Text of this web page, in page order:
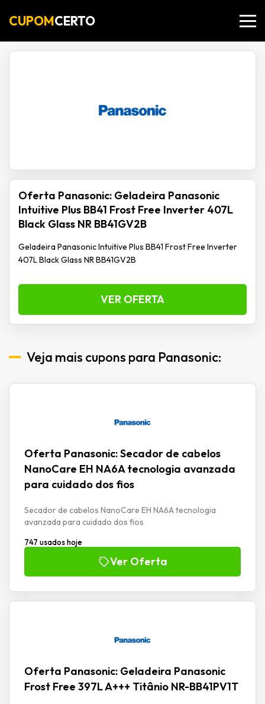
CUPOMCERTO
Oferta Panasonic: Geladeira Panasonic
Intuitive Plus BB41 Frost Free Inverter 407L
Black Glass NR BB41GV2B
Geladeira Panasonic Intuitive Plus BB41 Frost Free Inverter
407L Black Glass NR BB41GV2B
VER OFERTA
Veja mais cupons para Panasonic:
Oferta Panasonic: Secador de cabelos
NanoCare EH NA6A tecnologia avanzada
para cuidado dos fios
Secador de cabelos NanoCare EH NA6A tecnologia
avanzada para cuidado dos fios
747 usados hoje
Ver Oferta
Oferta Panasonic: Geladeira Panasonic
Frost Free 397L A+++ Titânio NR-BB41PV1T